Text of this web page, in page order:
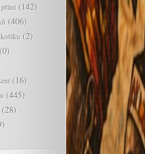
(142)
(406)
(2)
(0)
(16)
(445)
(28)